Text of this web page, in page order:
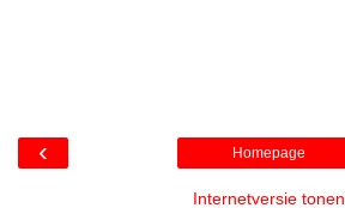
‹ Homepage
Internetversie tonen